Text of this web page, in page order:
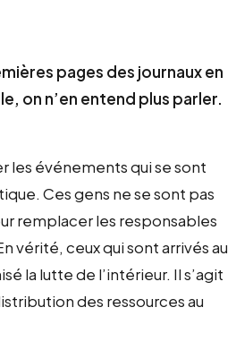
pages des journaux en
on n’en entend plus parler.
les événements qui se sont
Ces gens ne se sont pas
remplacer les responsables
vérité, ceux qui sont arrivés au
la lutte de l’intérieur. Il s’agit
des ressources au